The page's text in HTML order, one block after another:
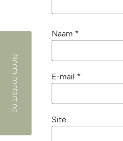
Naam *
E-mail *
Site
Neem contact op